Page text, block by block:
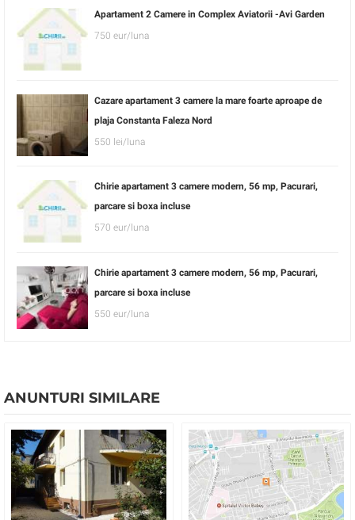
Apartament 2 Camere in Complex Aviatorii -Avi Garden
750 eur/luna
Cazare apartament 3 camere la mare foarte aproape de
plaja Constanta Faleza Nord
550 lei/luna
Chirie apartament 3 camere modern, 56 mp, Pacurari,
parcare si boxa incluse
570 eur/luna
Chirie apartament 3 camere modern, 56 mp, Pacurari,
parcare si boxa incluse
550 eur/luna
ANUNTURI SIMILARE